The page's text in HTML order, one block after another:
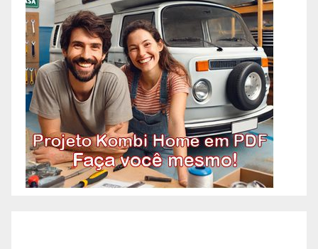
3473-2000, 3357-1961 ou
98687-2000 se você está
pensando em reformar ou pintar
a fachada da sua empresa,
condomínio ou